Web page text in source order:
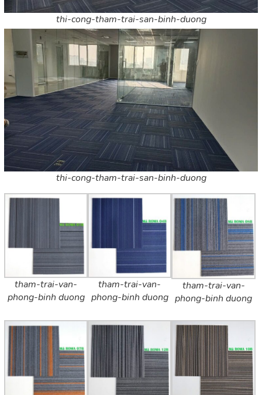
thi-cong-tham-trai-san-binh-duong
thi-cong-tham-trai-san-binh-duong
tham-trai-van-
phong-binh duong
tham-trai-van-
phong-binh duong
tham-trai-van-
phong-binh duong